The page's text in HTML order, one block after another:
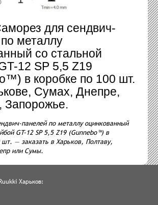
для сендвич-
металлу
со стальной
12 SP 5,5 Z19
в коробке по 100 шт.
Сумах, Днепре,
Запорожье.
панелей по металлу оцинкованный
GT-12 SP 5,5 Z19 (Gunnebo™) в
— заказать в Харьков, Полтаву,
или Сумы.
Харьков: